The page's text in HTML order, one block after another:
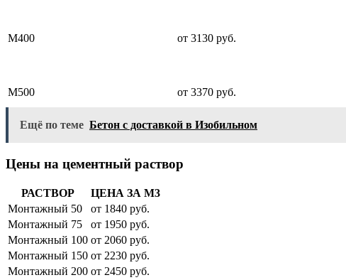
М400 от 3130 руб.
М500
от 3370 руб.
Ещё по теме Бетон с доставкой в Изобильном
Цены на цементный раствор
РАСТВОР
ЦЕНА ЗА М3
Монтажный 50
от 1840 руб.
Монтажный 75
от 1950 руб.
Монтажный 100 от 2060 руб.
Монтажный 150 от 2230 руб.
Монтажный 200 от 2450 руб.